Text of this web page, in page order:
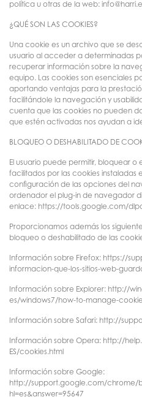
política u otras de la web:
¿QUÉ SON LAS COOKIES?
Una cookie es un archivo que se
usuario al acceder a determinadas
recuperar información sobre la
equipo. Las cookies son esenciales
aportando ventajas para la
facilitándole la navegación y
cuenta que las cookies no pueden
que estén activadas nos ayudan a
BLOQUEO O DESHABILITADO DE
El usuario puede permitir, bloquear o
facilitados por las cookies instaladas
configuración de las opciones del
ordenador el plug-in de navegador
enlace: https://tools.google.com/
Proporcionamos además los
bloqueo o deshabilitado de las
Información sobre Firefox: https://
informacion-que-los-sitios-web-
Información sobre Explorer: http://
es/windows7/how-to-manage-
Información sobre Safari: http://
Información sobre Opera: http://
ES/cookies.html
Información sobre Google:
http://support.google.com/chrome/
hl=es&answer=95647